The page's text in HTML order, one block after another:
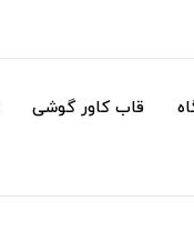
قاب کاور گوشی